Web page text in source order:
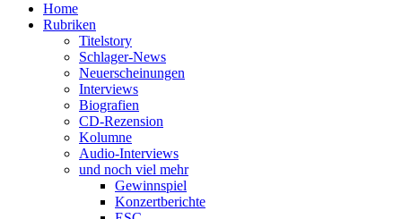
Home
Rubriken
Titelstory
Schlager-News
Neuerscheinungen
Interviews
Biografien
CD-Rezension
Kolumne
Audio-Interviews
und noch viel mehr
Gewinnspiel
Konzertberichte